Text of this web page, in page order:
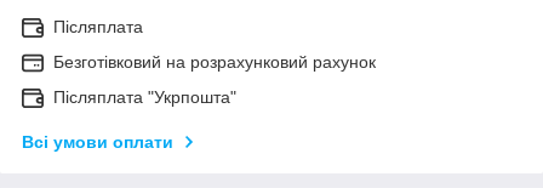
Післяплата
Безготівковий на розрахунковий рахунок
Післяплата "Укрпошта"
Всі умови оплати